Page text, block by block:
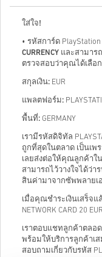
ใส่ใจ!
• รหัสการ์ด
CURRENCY และสามาร
ตรวจสอบว่าคุณได้เลือ
สกุลเงิน: EUR
แพลตฟอร์ม:
พื้นที่: GERMANY
เรามีรหัสดิจิทัล
ถูกที่สุดในตลาด เป็นเพ
เลยส่งต่อให้คุณลูกค้าใ
สามารถไว้วางใจได้ว่า
สินค่ามาจากซัพพลายเ
เมื่อคุณชำระเงินเสร็จแล้
NETWORK CARD 20
เราตอบแชทลูกค้าตลอ
พร้อมให้บริการลูกค้าเ
สอบถามเกี่ยวกับรหัส